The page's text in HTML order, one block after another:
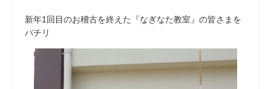
新年1回目のお稽古を終えた『なぎなた教室』の皆さまを
パチリ